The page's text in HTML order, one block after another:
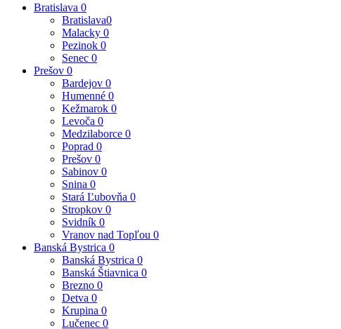
Bratislava 0
Bratislava0
Malacky 0
Pezinok 0
Senec 0
Prešov 0
Bardejov 0
Humenné 0
Kežmarok 0
Levoča 0
Medzilaborce 0
Poprad 0
Prešov 0
Sabinov 0
Snina 0
Stará Ľubovňa 0
Stropkov 0
Svidník 0
Vranov nad Topľou 0
Banská Bystrica 0
Banská Bystrica 0
Banská Štiavnica 0
Brezno 0
Detva 0
Krupina 0
Lučenec 0